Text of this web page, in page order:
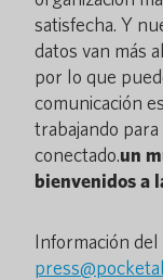
satisfecha. Y
datos van más
por lo que
comunicación
trabajando
conectado.un
bienvenidos a
Información